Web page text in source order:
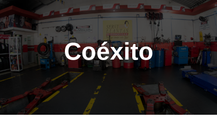
Coéxito